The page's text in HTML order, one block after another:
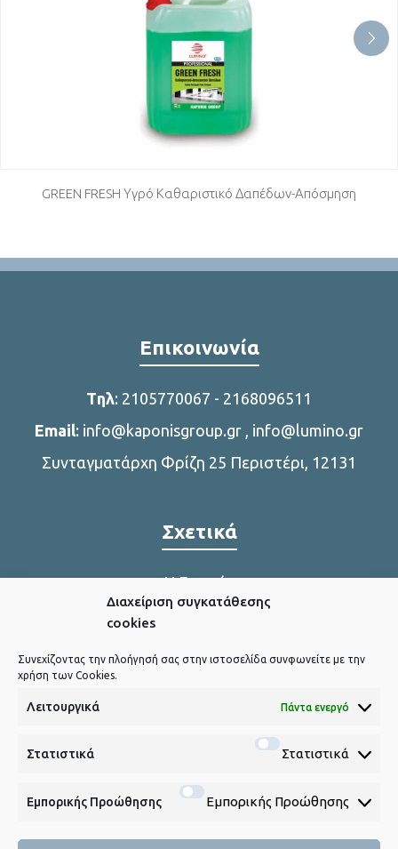
Διαχείριση συγκατάθεσης
cookies
Συνεχίζοντας την πλοήγησή σας στην ιστοσελίδα συνφωνείτε με την
χρήση των Cookies.
Λειτουργικά Πάντα ενεργό
Στατιστικά Στατιστικά
Εμπορικής Προώθησης Εμπορικής Προώθησης
GREEN FRESH Υγρό Καθαριστικό Δαπέδων-Απόσμηση
Επικοινωνία
Tηλ: 2105770067 - 2168096511
Email: info@kaponisgroup.gr , info@lumino.gr
Συνταγματάρχη Φρίζη 25 Περιστέρι, 12131
Σχετικά
Η Εταιρία
Η παραγωγή μας
Πολιτική Cookies
Social Media